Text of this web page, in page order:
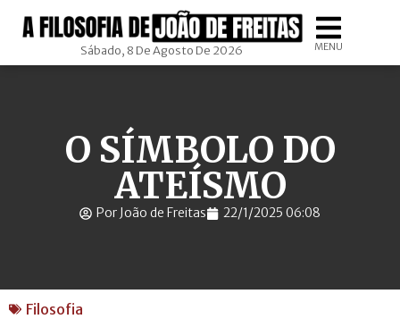
Sábado, 8 De Agosto De 2026 MENU
O SÍMBOLO DO
ATEÍSMO
Por João de Freitas 22/1/2025 06:08
Filosofia